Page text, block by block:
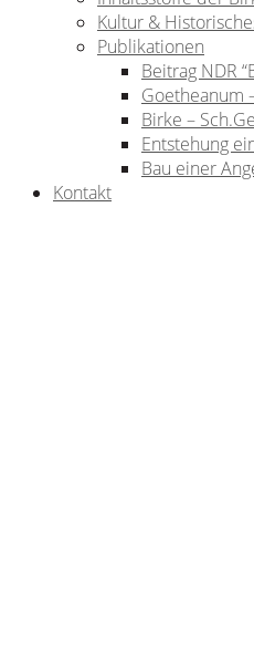
Kultur &
Publikationen
Beitrag NDR
Goetheanum
Birke –
Entstehung
Bau einer
Kontakt